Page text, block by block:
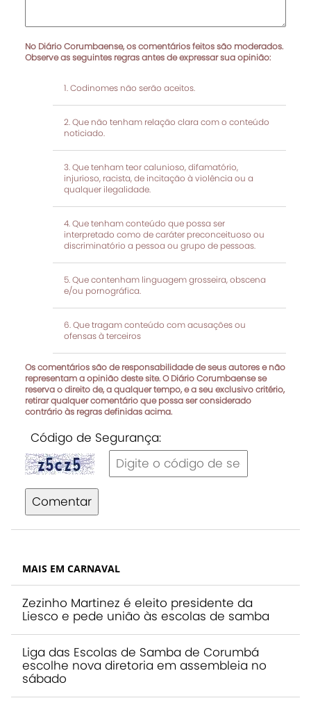
No Diário Corumbaense, os comentários feitos são moderados.
Observe as seguintes regras antes de expressar sua opinião:
Codinomes não serão aceitos.
Que não tenham relação clara com o conteúdo
noticiado.
Que tenham teor calunioso, difamatório,
injurioso, racista, de incitação à violência ou a
qualquer ilegalidade.
Que tenham conteúdo que possa ser
interpretado como de caráter preconceituoso ou
discriminatório a pessoa ou grupo de pessoas.
Que contenham linguagem grosseira, obscena
e/ou pornográfica.
Que tragam conteúdo com acusações ou
ofensas à terceiros
Os comentários são de responsabilidade de seus autores e não
representam a opinião deste site. O Diário Corumbaense se
reserva o direito de, a qualquer tempo, e a seu exclusivo critério,
retirar qualquer comentário que possa ser considerado
contrário às regras definidas acima.
Código de Segurança:
Comentar
MAIS EM CARNAVAL
Zezinho Martinez é eleito presidente da
Liesco e pede união às escolas de samba
Liga das Escolas de Samba de Corumbá
escolhe nova diretoria em assembleia no
sábado